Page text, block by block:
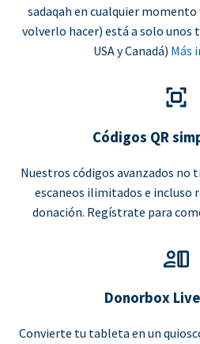
sadaqah en cualquier momento
volverlo hacer) está a solo unos
USA y Canadá) Más
Códigos QR
Nuestros códigos avanzados no
escaneos ilimitados e incluso
donación. Regístrate para
Donorbox
Convierte tu tableta en un